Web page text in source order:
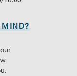
MIND?